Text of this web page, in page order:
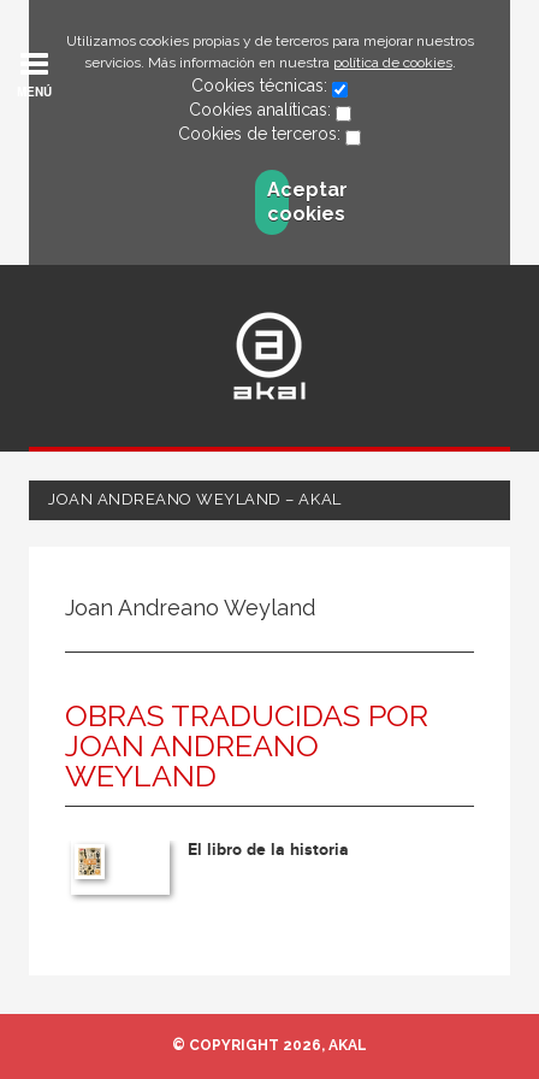
Utilizamos cookies propias y de terceros para mejorar nuestros
servicios. Más información en nuestra política de cookies.
Cookies técnicas:
Cookies analíticas:
Cookies de terceros:
Aceptar
cookies
MENÚ
JOAN ANDREANO WEYLAND – AKAL
Coordinador
Editor
Editora
Escritora
Joan Andreano Weyland
OBRAS TRADUCIDAS POR
JOAN ANDREANO
WEYLAND
El libro de la historia
© COPYRIGHT 2026, AKAL